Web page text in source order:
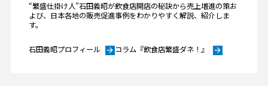
“繁盛仕掛け人”石田義昭が飲食店開店の秘訣から売上増進の策お
よび、日本各地の販売促進事例をわかりやすく解説、紹介しま
す。
石田義昭プロフィール arrow_forwardコラム『飲食店繁盛ダネ！』 arrow_forward